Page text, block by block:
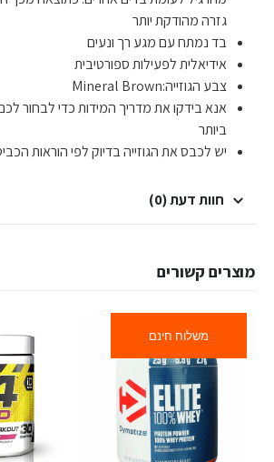
גזרה מהודקת יותר
בד נמתח עם מגע רך ונעים
אידיאלית לפעילות ספורטיבית
צבע הגוזייה:Mineral Brown
אנא בידקו את מדריך המידות כדי לבחור
ביותר
יש לכבס את הגוזייה בדיוק לפי הוראות
חוות דעת (0)
מוצרים קשורים
משלוח חינם